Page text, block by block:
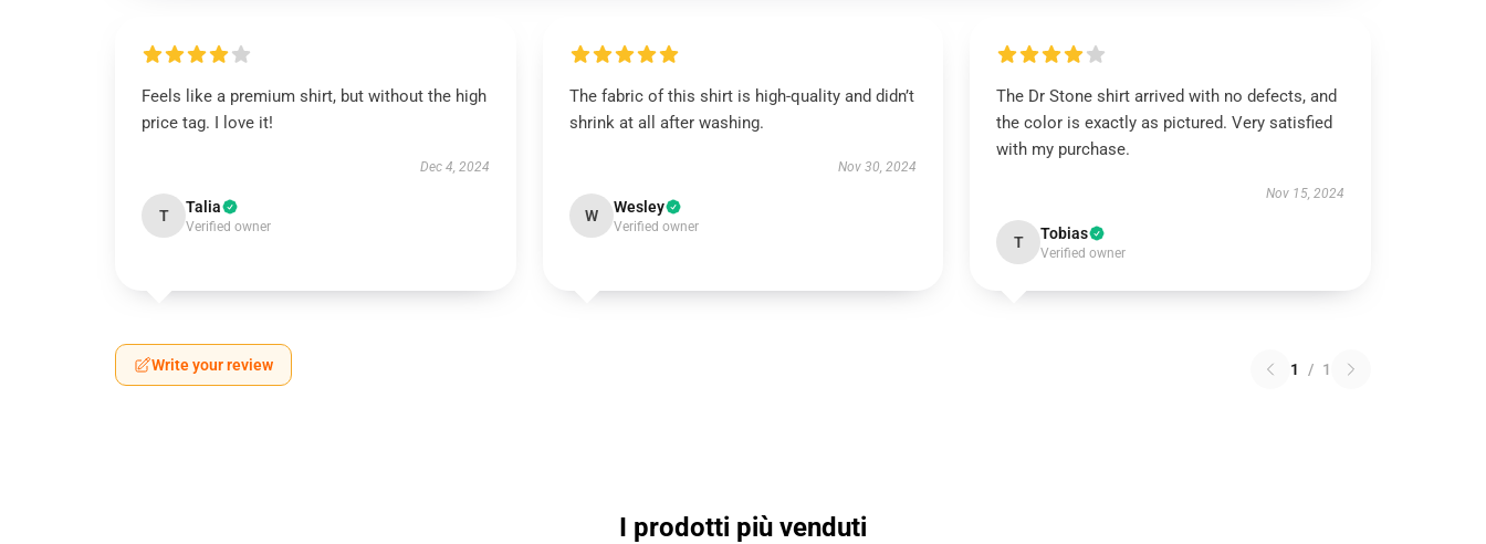
Feels like a premium shirt, but without the high
price tag. I love it!
Dec 4, 2024
T Talia
Verified owner
The fabric of this shirt is high-quality and didn’t
shrink at all after washing.
Nov 30, 2024
W Wesley
Verified owner
The Dr Stone shirt arrived with no defects, and
the color is exactly as pictured. Very satisfied
with my purchase.
Nov 15, 2024
T Tobias
Verified owner
Write your review 1 / 1
I prodotti più venduti